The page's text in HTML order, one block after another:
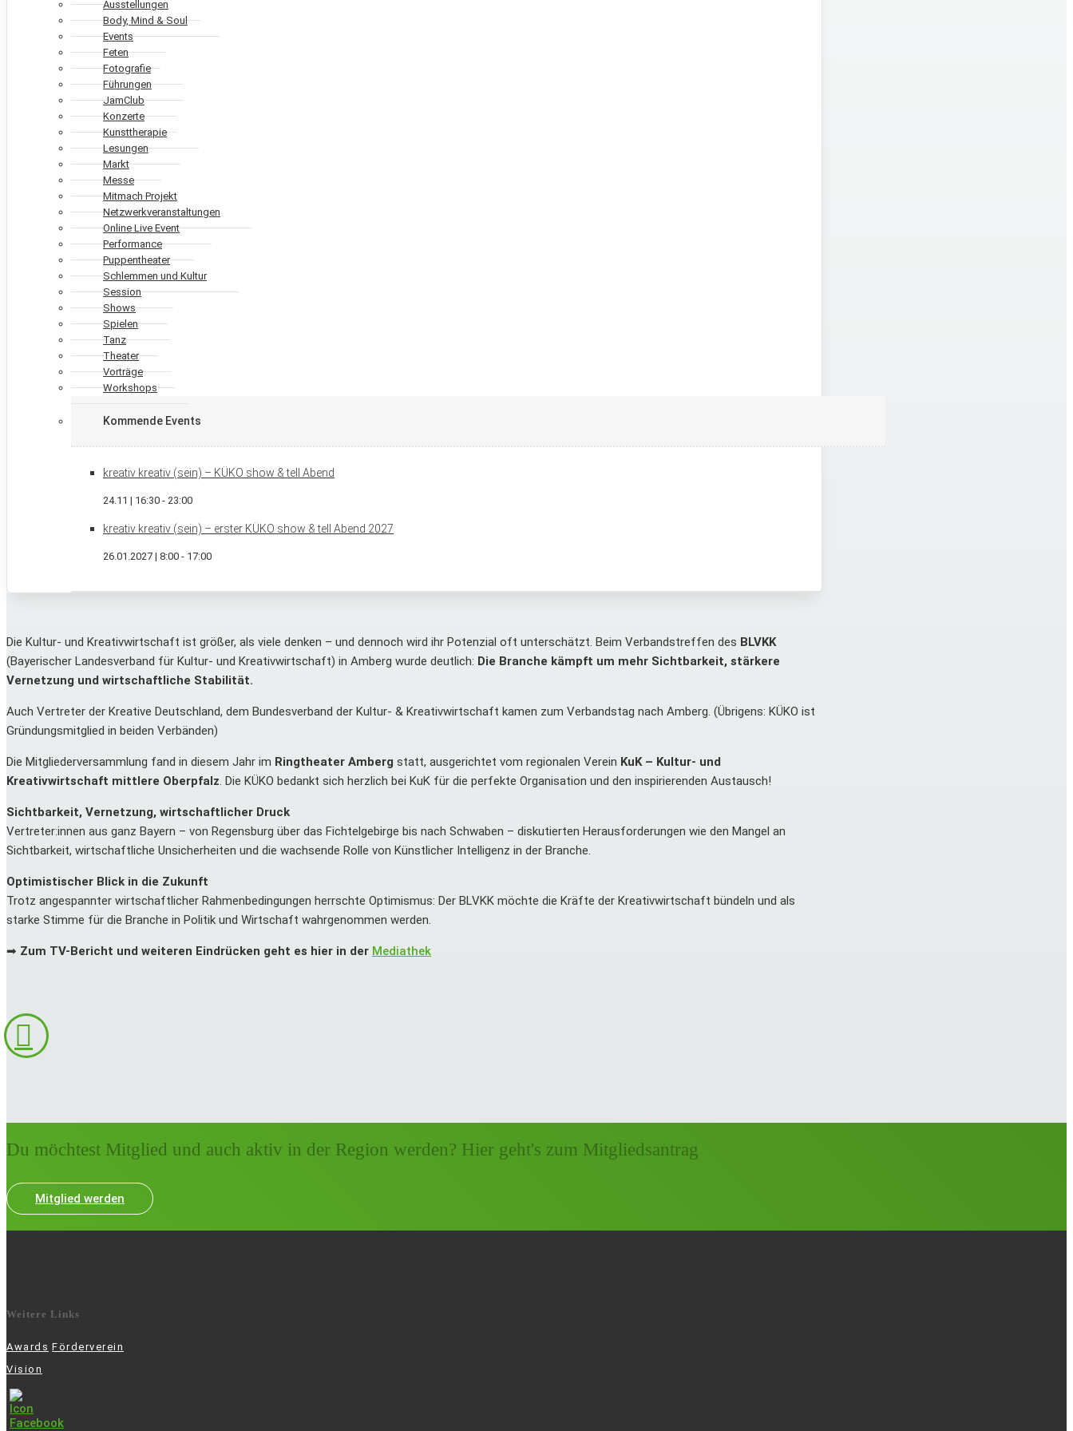
Ausstellungen
Body, Mind & Soul
Events
Feten
Fotografie
Führungen
JamClub
Konzerte
Kunsttherapie
Lesungen
Markt
Messe
Mitmach Projekt
Netzwerkveranstaltungen
Online Live Event
Performance
Puppentheater
Schlemmen und Kultur
Session
Shows
Spielen
Tanz
Theater
Vorträge
Workshops
Kommende Events
kreativ kreativ (sein) – KÜKO show & tell Abend
24.11 | 16:30 - 23:00
kreativ kreativ (sein) – erster KÜKO show & tell Abend 2027
26.01.2027 | 8:00 - 17:00
Die Kultur- und Kreativwirtschaft ist größer, als viele denken – und dennoch wird ihr Potenzial oft unterschätzt. Beim Verbandstreffen des BLVKK
(Bayerischer Landesverband für Kultur- und Kreativwirtschaft) in Amberg wurde deutlich: Die Branche kämpft um mehr Sichtbarkeit, stärkere
Vernetzung und wirtschaftliche Stabilität.
Auch Vertreter der Kreative Deutschland, dem Bundesverband der Kultur- & Kreativwirtschaft kamen zum Verbandstag nach Amberg. (Übrigens: KÜKO ist
Gründungsmitglied in beiden Verbänden)
Die Mitgliederversammlung fand in diesem Jahr im Ringtheater Amberg statt, ausgerichtet vom regionalen Verein KuK – Kultur- und
Kreativwirtschaft mittlere Oberpfalz. Die KÜKO bedankt sich herzlich bei KuK für die perfekte Organisation und den inspirierenden Austausch!
Sichtbarkeit, Vernetzung, wirtschaftlicher Druck
Vertreter:innen aus ganz Bayern – von Regensburg über das Fichtelgebirge bis nach Schwaben – diskutierten Herausforderungen wie den Mangel an
Sichtbarkeit, wirtschaftliche Unsicherheiten und die wachsende Rolle von Künstlicher Intelligenz in der Branche.
Optimistischer Blick in die Zukunft
Trotz angespannter wirtschaftlicher Rahmenbedingungen herrschte Optimismus: Der BLVKK möchte die Kräfte der Kreativwirtschaft bündeln und als
starke Stimme für die Branche in Politik und Wirtschaft wahrgenommen werden.
➡ Zum TV-Bericht und weiteren Eindrücken geht es hier in der Mediathek
Du möchtest Mitglied und auch aktiv in der Region werden? Hier geht's zum Mitgliedsantrag
Mitglied werden
Weitere Links
Awards Förderverein
Vision